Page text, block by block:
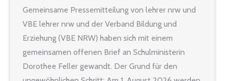
Gemeinsame Pressemitteilung von lehrer nrw und
VBE lehrer nrw und der Verband Bildung und
Erziehung (VBE NRW) haben sich mit einem
gemeinsamen offenen Brief an Schulministerin
Dorothee Feller gewandt. Der Grund für den